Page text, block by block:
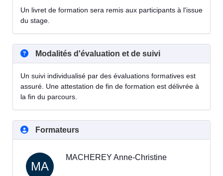
Un livret de formation sera remis aux participants à l'issue
du stage.
Modalités d'évaluation et de suivi
Un suivi individualisé par des évaluations formatives est
assuré. Une attestation de fin de formation est délivrée à
la fin du parcours.
Formateurs
MA
MACHEREY Anne-Christine